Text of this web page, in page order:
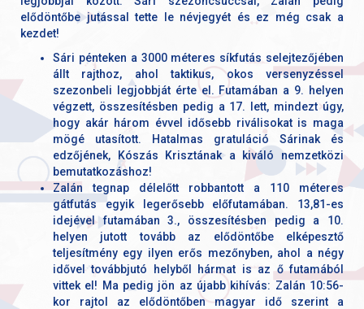
elődöntőbe jutással tette le névjegyét és ez még csak a
kezdet!
Sári pénteken a 3000 méteres síkfutás selejtezőjében
állt rajthoz, ahol taktikus, okos versenyzéssel
szezonbeli legjobbját érte el. Futamában a 9. helyen
végzett, összesítésben pedig a 17. lett, mindezt úgy,
hogy akár három évvel idősebb riválisokat is maga
mögé utasított. Hatalmas gratuláció Sárinak és
edzőjének, Kószás Krisztának a kiváló nemzetközi
bemutatkozáshoz!
Zalán tegnap délelőtt robbantott a 110 méteres
gátfutás egyik legerősebb előfutamában. 13,81-es
idejével futamában 3., összesítésben pedig a 10.
helyen jutott tovább az elődöntőbe elképesztő
teljesítmény egy ilyen erős mezőnyben, ahol a négy
idővel továbbjutó helyből hármat is az ő futamából
vittek el! Ma pedig jön az újabb kihívás: Zalán 10:56-
kor rajtol az elődöntőben magyar idő szerint a